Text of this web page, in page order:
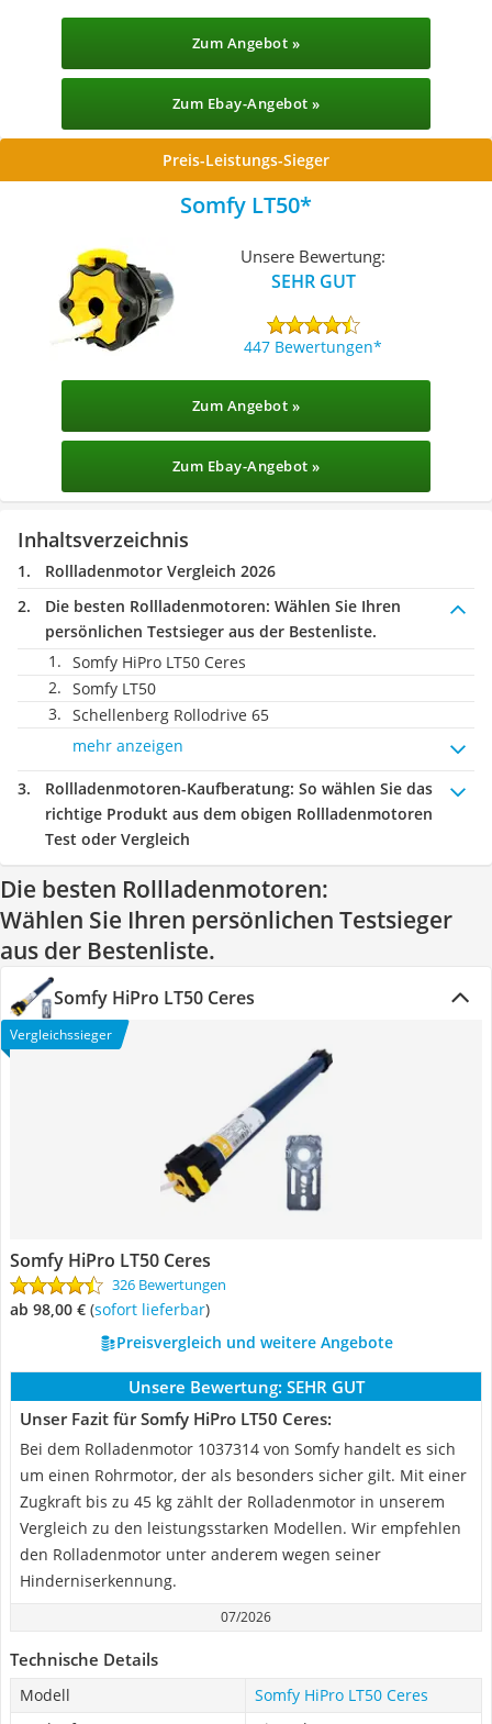
Zum Angebot »
Zum Ebay-Angebot »
Preis-Leistungs-Sieger
Somfy LT50
Unsere Bewertung:
SEHR GUT
447 Bewertungen
Zum Angebot »
Zum Ebay-Angebot »
Inhaltsverzeichnis
Rollladenmotor Vergleich 2026
Die besten Rollladenmotoren: Wählen Sie Ihren
persönlichen Testsieger aus der Bestenliste.
Somfy HiPro LT50 Ceres
Somfy LT50
Schellenberg Rollodrive 65
mehr anzeigen
Rollladenmotoren-Kaufberatung: So wählen Sie das
richtige Produkt aus dem obigen Rollladenmotoren
Test oder Vergleich
Die besten Rollladenmotoren:
Wählen Sie Ihren persönlichen Testsieger
aus der Bestenliste.
Somfy HiPro LT50 Ceres
Vergleichssieger
Somfy HiPro LT50 Ceres
326 Bewertungen
ab 98,00 € ( Sofort lieferbar)
Preisvergleich und weitere Angebote
Unsere Bewertung: SEHR GUT
Unser Fazit für Somfy HiPro LT50 Ceres:
Bei dem Rolladenmotor 1037314 von Somfy handelt es sich
um einen Rohrmotor, der als besonders sicher gilt. Mit einer
Zugkraft bis zu 45 kg zählt der Rolladenmotor in unserem
Vergleich zu den leistungsstarken Modellen. Wir empfehlen
den Rolladenmotor unter anderem wegen seiner
Hinderniserkennung.
07/2026
Technische Details
Modell
Somfy HiPro LT50 Ceres